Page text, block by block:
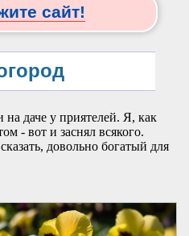
сайт!
даче у приятелей. Я, как
- вот и заснял всякого.
довольно богатый для